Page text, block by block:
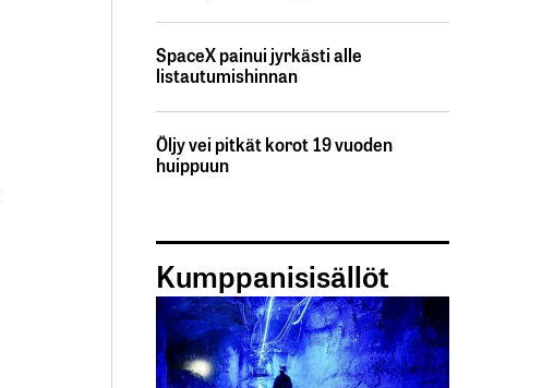
SpaceX painui jyrkästi alle
listautumishinnan
Öljy vei pitkät korot 19 vuoden
huippuun
Kumppanisisällöt